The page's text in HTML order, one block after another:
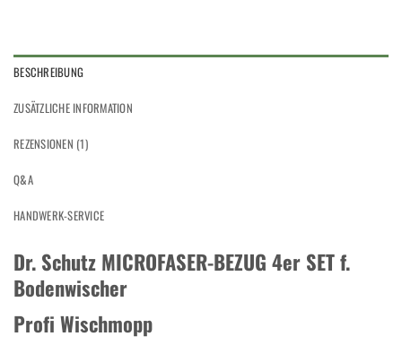
BESCHREIBUNG
ZUSÄTZLICHE INFORMATION
REZENSIONEN (1)
Q&A
HANDWERK-SERVICE
Dr. Schutz MICROFASER-BEZUG 4er SET f.
Bodenwischer
Profi Wischmopp